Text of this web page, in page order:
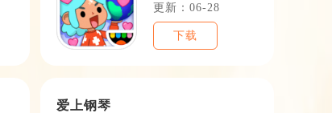
更新：06-28
下载
爱上钢琴